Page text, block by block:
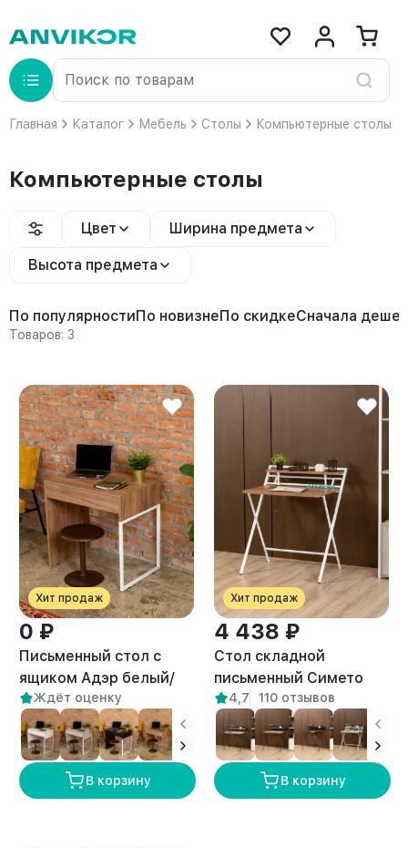
Главная Каталог Мебель Столы Компьютерные столы
Компьютерные столы
Цвет Ширина предмета
Высота предмета
По популярностиПо новизнеПо скидкеСначала
Товаров: 3
Хит продаж
0 ₽
Письменный стол с
ящиком Адэр белый/
амаретто
Ждёт оценку
В корзину
Хит продаж
4 438 ₽
Стол складной
письменный Симетo
белый/амаретто
4,7 110 отзывов
В корзину